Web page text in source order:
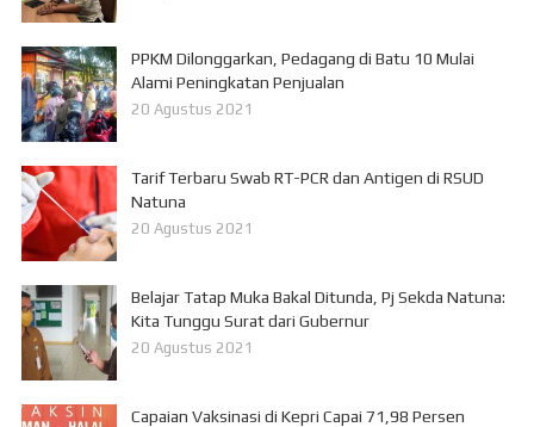
PPKM Dilonggarkan, Pedagang di Batu 10 Mulai
Alami Peningkatan Penjualan
20 Agustus 2021
Tarif Terbaru Swab RT-PCR dan Antigen di RSUD
Natuna
20 Agustus 2021
Belajar Tatap Muka Bakal Ditunda, Pj Sekda Natuna:
Kita Tunggu Surat dari Gubernur
20 Agustus 2021
Capaian Vaksinasi di Kepri Capai 71,98 Persen